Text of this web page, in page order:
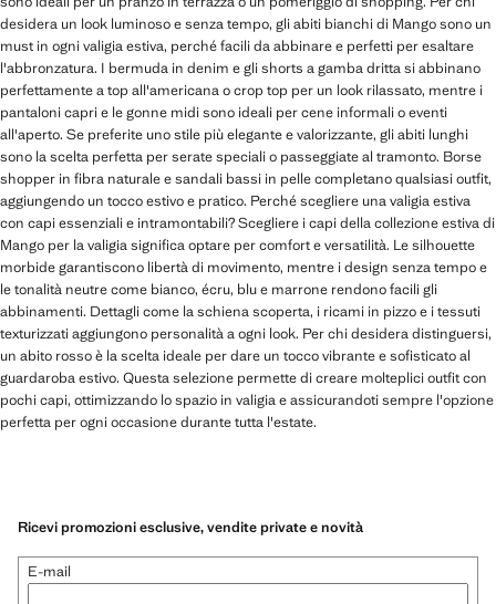
desidera un look luminoso e senza tempo, gli abiti bianchi di Mango sono un
must in ogni valigia estiva, perché facili da abbinare e perfetti per esaltare
l'abbronzatura. I bermuda in denim e gli shorts a gamba dritta si abbinano
perfettamente a top all'americana o crop top per un look rilassato, mentre i
pantaloni capri e le gonne midi sono ideali per cene informali o eventi
all'aperto. Se preferite uno stile più elegante e valorizzante, gli abiti lunghi
sono la scelta perfetta per serate speciali o passeggiate al tramonto. Borse
shopper in fibra naturale e sandali bassi in pelle completano qualsiasi outfit,
aggiungendo un tocco estivo e pratico. Perché scegliere una valigia estiva
con capi essenziali e intramontabili? Scegliere i capi della collezione estiva di
Mango per la valigia significa optare per comfort e versatilità. Le silhouette
morbide garantiscono libertà di movimento, mentre i design senza tempo e
le tonalità neutre come bianco, écru, blu e marrone rendono facili gli
abbinamenti. Dettagli come la schiena scoperta, i ricami in pizzo e i tessuti
texturizzati aggiungono personalità a ogni look. Per chi desidera distinguersi,
un abito rosso è la scelta ideale per dare un tocco vibrante e sofisticato al
guardaroba estivo. Questa selezione permette di creare molteplici outfit con
pochi capi, ottimizzando lo spazio in valigia e assicurandoti sempre l'opzione
perfetta per ogni occasione durante tutta l'estate.
Ricevi promozioni esclusive, vendite private e novità
E-mail